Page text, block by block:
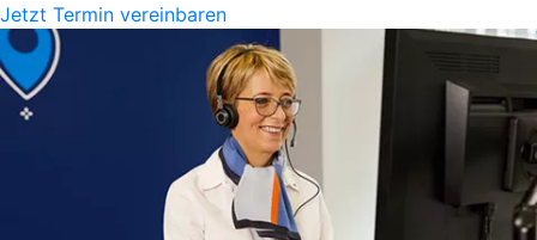
Jetzt Termin vereinbaren